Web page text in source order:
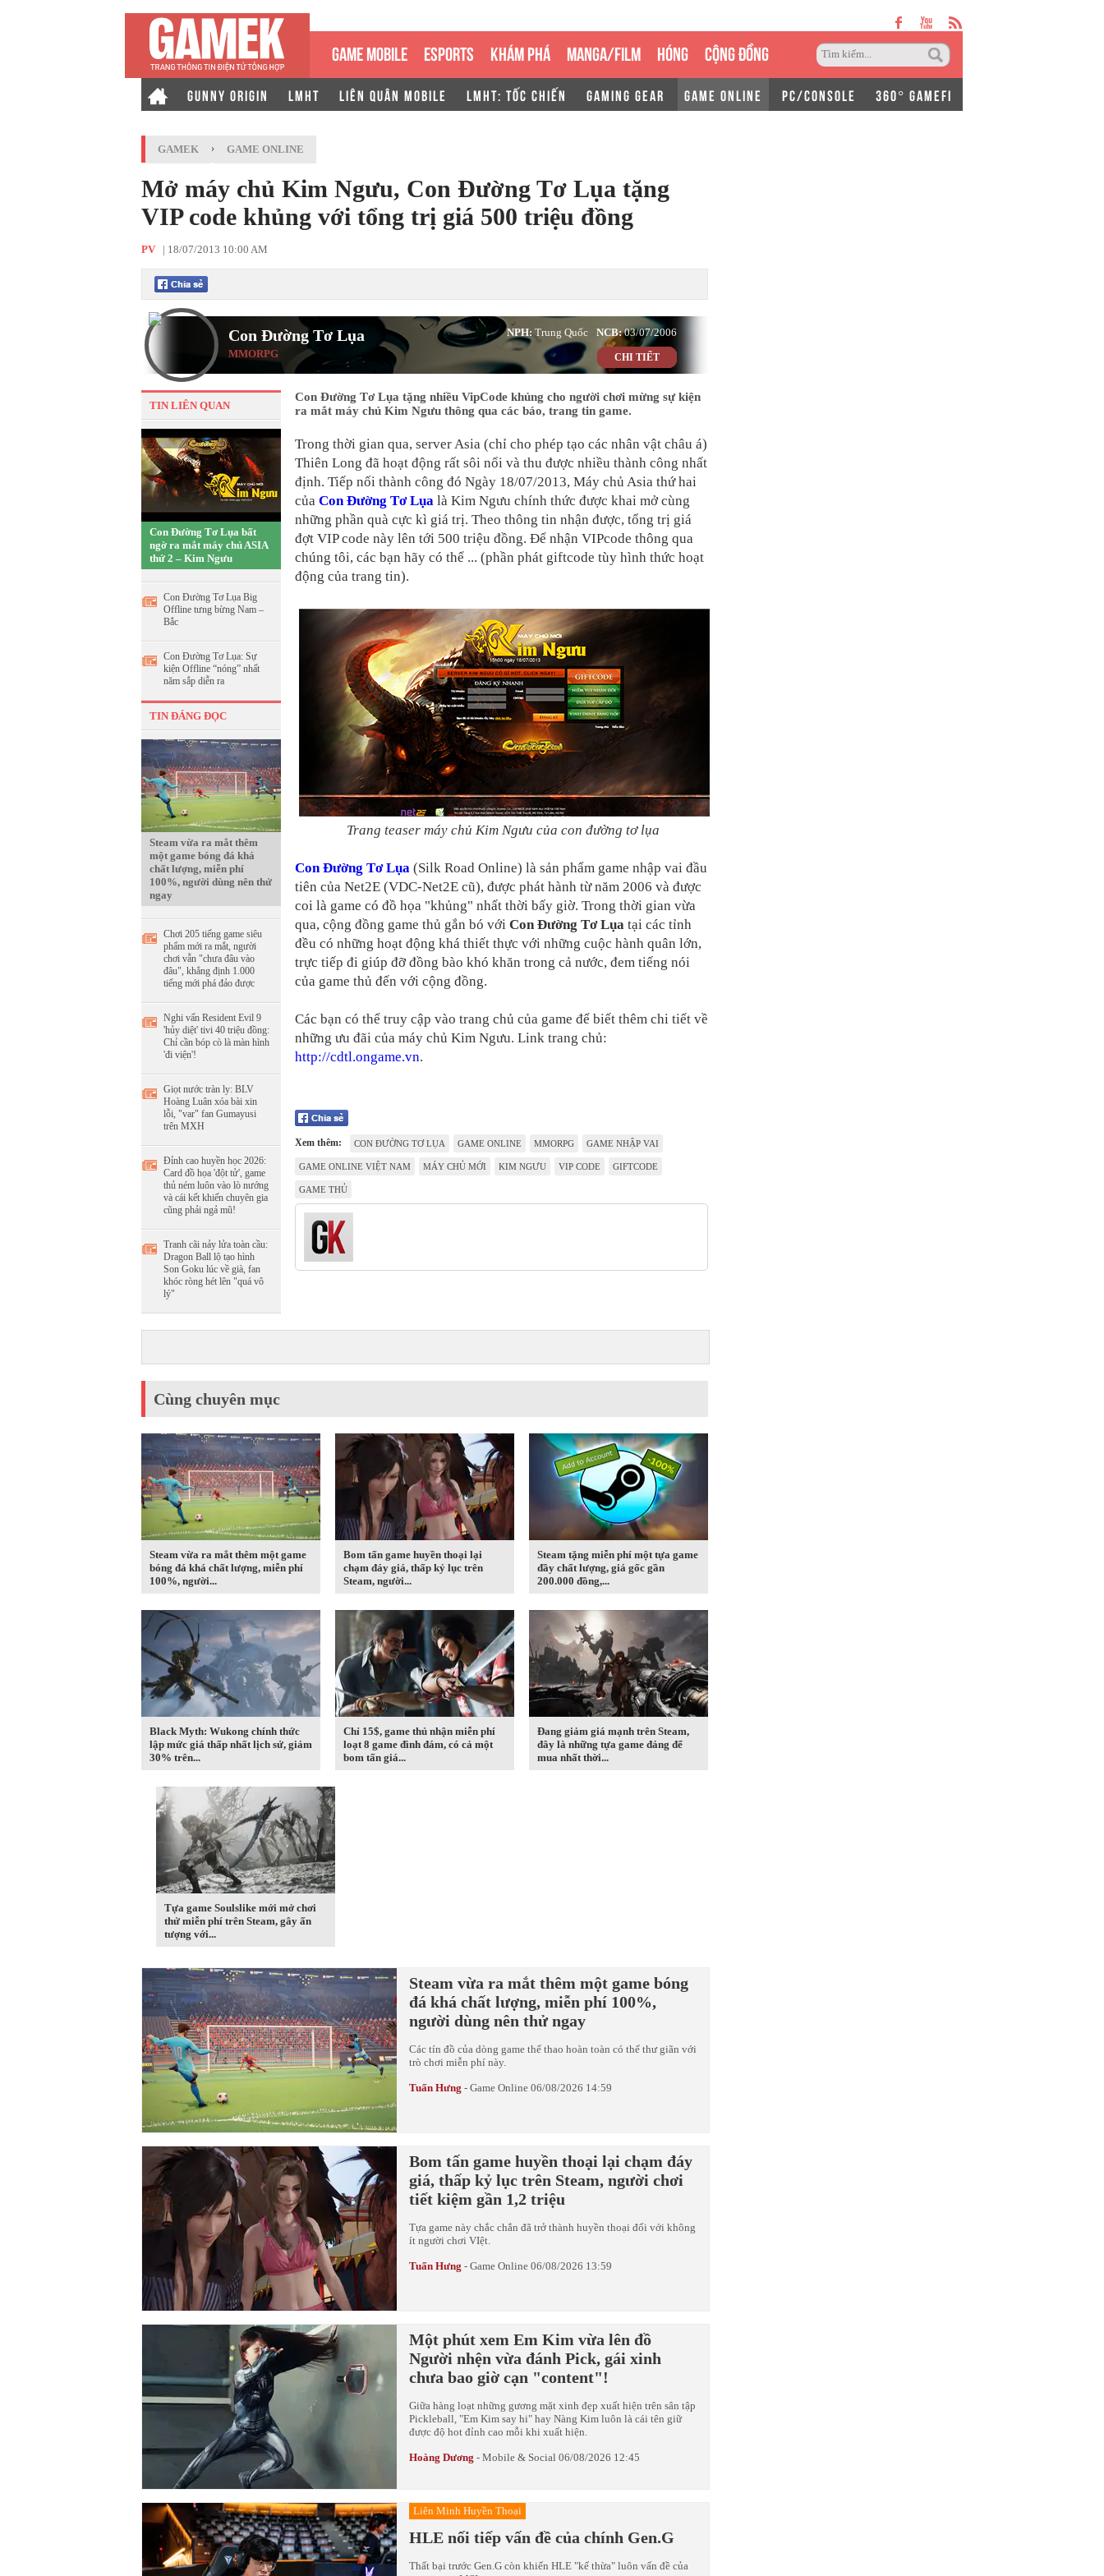
GAME MOBILE ESPORTS KHÁM PHÁ MANGA/FILM HÓNG CỘNG ĐỒNG
GUNNY ORIGIN LMHT LIÊN QUÂN MOBILE LMHT: TỐC CHIẾN GAMING GEAR GAME ONLINE PC/CONSOLE 360° GAMEFI
GAMEK › GAME ONLINE
Mở máy chủ Kim Ngưu, Con Đường Tơ Lụa tặng
VIP code khủng với tổng trị giá 500 triệu đồng
PV | 18/07/2013 10:00 AM
Con Đường Tơ Lụa
MMORPG
03/07/2006
NCB:
Trung Quốc
NPH:
CHI TIẾT
TIN LIÊN QUAN
Con Đường Tơ Lụa bất
ngờ ra mắt máy chủ ASIA
thứ 2 – Kim Ngưu
Con Đường Tơ Lụa Big
Offline tưng bừng Nam –
Bắc
Con Đường Tơ Lụa: Sự
kiện Offline “nóng” nhất
năm sắp diễn ra
TIN ĐÁNG ĐỌC
Steam vừa ra mắt thêm
một game bóng đá khá
chất lượng, miễn phí
100%, người dùng nên thử
ngay
Chơi 205 tiếng game siêu
phẩm mới ra mắt, người
chơi vẫn "chưa đâu vào
đâu", khẳng định 1.000
tiếng mới phá đảo được
Nghi vấn Resident Evil 9
'hủy diệt' tivi 40 triệu đồng:
Chỉ cần bóp cò là màn hình
'đi viện'!
Giọt nước tràn ly: BLV
Hoàng Luân xóa bài xin
lỗi, "var" fan Gumayusi
trên MXH
Đỉnh cao huyền học 2026:
Card đồ họa 'đột tử', game
thủ ném luôn vào lò nướng
và cái kết khiến chuyên gia
cũng phải ngả mũ!
Tranh cãi nảy lửa toàn cầu:
Dragon Ball lộ tạo hình
Son Goku lúc về già, fan
khóc ròng hét lên "quá vô
lý"
Con Đường Tơ Lụa tặng nhiều VipCode khủng cho người chơi mừng sự kiện
ra mắt máy chủ Kim Ngưu thông qua các báo, trang tin game.
Trong thời gian qua, server Asia (chỉ cho phép tạo các nhân vật châu á)
Thiên Long đã hoạt động rất sôi nổi và thu được nhiều thành công nhất
định. Tiếp nối thành công đó Ngày 18/07/2013, Máy chủ Asia thứ hai
của Con Đường Tơ Lụa là Kim Ngưu chính thức được khai mở cùng
những phần quà cực kì giá trị. Theo thông tin nhận được, tổng trị giá
đợt VIP code này lên tới 500 triệu đồng. Để nhận VIPcode thông qua
chúng tôi, các bạn hãy có thể ... (phần phát giftcode tùy hình thức hoạt
động của trang tin).
Trang teaser máy chủ Kim Ngưu của con đường tơ lụa
Con Đường Tơ Lụa (Silk Road Online) là sản phẩm game nhập vai đầu
tiên của Net2E (VDC-Net2E cũ), được phát hành từ năm 2006 và được
coi là game có đồ họa "khủng" nhất thời bấy giờ. Trong thời gian vừa
qua, cộng đồng game thủ gắn bó với Con Đường Tơ Lụa tại các tỉnh
đều có những hoạt động khá thiết thực với những cuộc hành quân lớn,
trực tiếp đi giúp đỡ đồng bào khó khăn trong cả nước, đem tiếng nói
của game thủ đến với cộng đồng.
Các bạn có thể truy cập vào trang chủ của game để biết thêm chi tiết về
những ưu đãi của máy chủ Kim Ngưu. Link trang chủ:
http://cdtl.ongame.vn.
Xem thêm: CON ĐƯỜNG TƠ LỤA GAME ONLINE MMORPG GAME NHẬP VAI
GAME ONLINE VIỆT NAM MÁY CHỦ MỚI KIM NGƯU VIP CODE GIFTCODE
GAME THỦ
Cùng chuyên mục
Steam vừa ra mắt thêm một game
bóng đá khá chất lượng, miễn phí
100%, người...
Bom tấn game huyền thoại lại
chạm đáy giá, thấp kỷ lục trên
Steam, người...
Steam tặng miễn phí một tựa game
đầy chất lượng, giá gốc gần
200.000 đồng,...
Black Myth: Wukong chính thức
lập mức giá thấp nhất lịch sử, giảm
30% trên...
Chỉ 15$, game thủ nhận miễn phí
loạt 8 game đình đám, có cả một
bom tấn giá...
Đang giảm giá mạnh trên Steam,
đây là những tựa game đáng để
mua nhất thời...
Tựa game Soulslike mới mở chơi
thử miễn phí trên Steam, gây ấn
tượng với...
Steam vừa ra mắt thêm một game bóng
đá khá chất lượng, miễn phí 100%,
người dùng nên thử ngay
Các tín đồ của dòng game thể thao hoàn toàn có thể thư giãn với
trò chơi miễn phí này.
Tuấn Hưng - Game Online 06/08/2026 14:59
Bom tấn game huyền thoại lại chạm đáy
giá, thấp kỷ lục trên Steam, người chơi
tiết kiệm gần 1,2 triệu
Tựa game này chắc chắn đã trở thành huyền thoại đối với không
ít người chơi VIệt.
Tuấn Hưng - Game Online 06/08/2026 13:59
Một phút xem Em Kim vừa lên đồ
Người nhện vừa đánh Pick, gái xinh
chưa bao giờ cạn "content"!
Giữa hàng loạt những gương mặt xinh đẹp xuất hiện trên sân tập
Pickleball, "Em Kim say hi" hay Nàng Kim luôn là cái tên giữ
được độ hot đỉnh cao mỗi khi xuất hiện.
Hoàng Dương - Mobile & Social 06/08/2026 12:45
Liên Minh Huyền Thoại
HLE nối tiếp vấn đề của chính Gen.G
Thất bại trước Gen.G còn khiến HLE "kế thừa" luôn vấn đề của